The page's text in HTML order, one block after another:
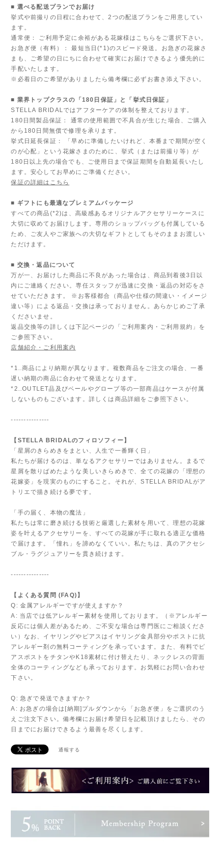
■ 選べる配送プランでお届け
挙式や前撮りの日程に合わせて、2つの配送プランをご用意してい
ます。
通常便： ご利用予定に余裕がある花嫁様はこちらをご選択下さい。
お急ぎ便（有料）： 最短当日(*1)のスピード発送。お急ぎの花嫁さ
まも、ご希望の日にちに合わせて確実にお届けできるよう優先的に
手配いたします。
※必着日のご希望がありましたら備考欄に必ずお書き添え下さい。
■ 業界トップクラスの「180日保証」と「挙式日保証」
STELLA BRIDALではアフターケアの体制を整えております。
180日間製品保証： 通常の使用範囲で不具合が生じた場合、ご購入
から180日間無償で修理を承ります。
挙式日延長保証： 「早めに準備したいけれど、本番まで期間が空く
のが心配」という花嫁さまのために、挙式（または前撮り等）が
180日以上先の場合でも、ご使用日まで保証期間を自動延長いたし
ます。安心してお早めにご準備ください。
保証の詳細はこちら
■ ギフトにも最適なプレミアムパッケージ
すべての商品(*2)は、高級感あるオリジナルアクセサリーケースに
大切に収めてお届けします。専用のショップバッグも付属している
ため、ご友人やご家族への大切なギフトとしてもそのままお渡しい
ただけます。
■ 交換・返品について
万が一、お届けした商品に不良があった場合は、商品到着後3日以
内にご連絡ください。専任スタッフが迅速に交換・返品の対応をさ
せていただきます。 ※お客様都合（商品や仕様の間違い・イメージ
違い等）による返品・交換は承っておりません。あらかじめご了承
くださいませ。
返品交換等の詳しくは下記ページの「ご利用案内・ご利用規約」を
ご参照下さい。
店舗紹介・ご利用案内
*1..商品により納期が異なります。複数商品をご注文の場合、一番
遅い納期の商品に合わせて発送となります。
*2..OUTLET品及びベールやグローブ等の一部商品はケースが付属
しないものもございます。詳しくは商品詳細をご参照下さい。
---------------
【STELLA BRIDALのフィロソフィー】
「星屑のきらめきをまとい、人生で一番輝く日」
私たちが届けるのは、単なるアクセサリーではありません。まるで
星屑を散りばめたような美しいきらめきで、全ての花嫁の「理想の
花嫁姿」を現実のものにすること。それが、STELLA BRIDALがア
トリエで描き続ける夢です。
「手の届く、本物の魔法」
私たちは常に磨き続ける技術と厳選した素材を用いて、理想の花嫁
姿を叶えるアクセサリーを、すべての花嫁が手に取れる適正な価格
で届けます。「憧れ」を諦めなくていい。私たちは、真のアクセシ
ブル・ラグジュアリーを貫き続けます。
---------------
【よくある質問 (FAQ)】
Q: 金属アレルギーですが使えますか？
A: 当店では低アレルギー素材を使用しております。（※アレルギー
反応には個人差があるため、ご不安な場合は専門医にご相談くださ
い）なお、イヤリングやピアスはイヤリング金具部分やポストに抗
アレルギー剤の無料コーティングを承っています。また、有料でピ
アスポストをチタンやK18素材に付け替えたり、ネックレスの背面
全体のコーティングなども承っております。お気軽にお問い合わせ
下さい。
Q: 急ぎで発送できますか？
A: お急ぎの場合は[納期]プルダウンから「お急ぎ便」をご選択のう
えご注文下さい。備考欄にお届け希望日を記載頂けましたら、その
日までにお届けできるよう最善を尽くします。
通報する